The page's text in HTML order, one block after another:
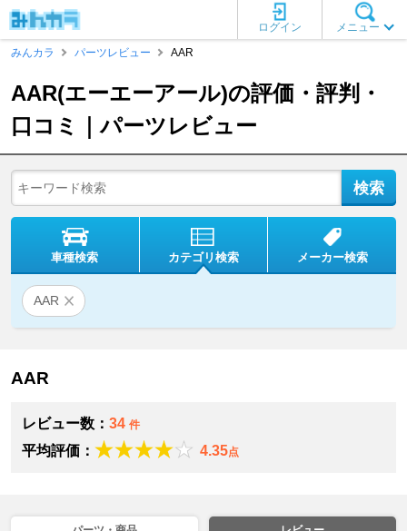
メニュー
ログイン
みんカラ
パーツレビュー AAR
AAR(エーエーアール)の評価・評判・
口コミ｜パーツレビュー
車種検索 カテゴリ検索 メーカー検索
AAR
AAR
レビュー数： 34 件
平均評価： 4.35点